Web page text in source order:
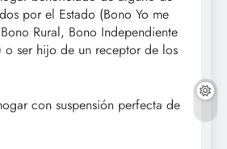
por el Estado (Bono Yo me
Rural, Bono Independiente
o ser hijo de un receptor de los
con suspensión perfecta de